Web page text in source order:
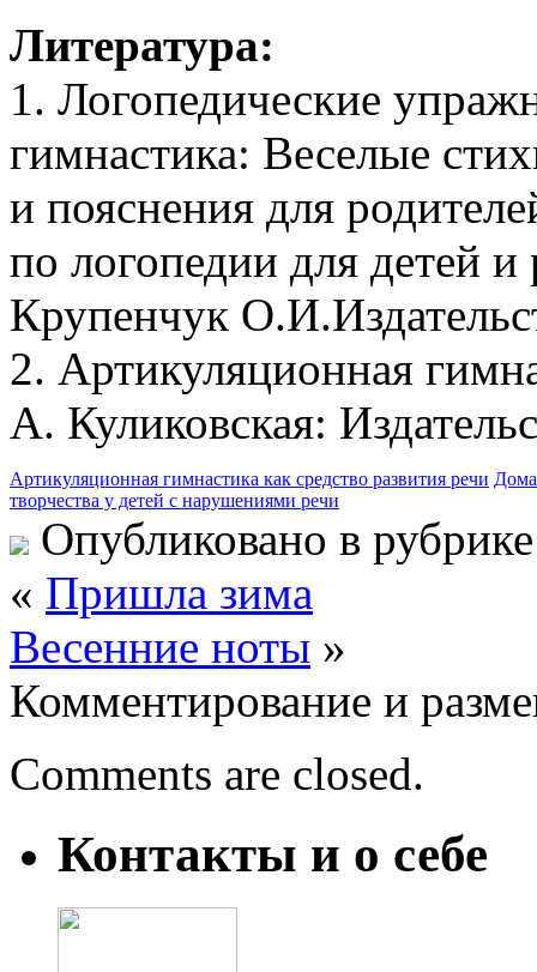
Литература:
1. Логопедические
гимнастика: Веселые
и пояснения для
по логопедии для детей
Крупенчук
2. Артикуляционная
А. Куликовская:
Артикуляционная гимнастика как средство развития речи
творчества у детей с нарушениями речи
Опубликовано в
« Пришла зима
Весенние ноты »
Комментирование и
Comments are closed.
Контакты и о себе